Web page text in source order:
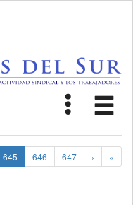
Toggle
645 646 647 › »